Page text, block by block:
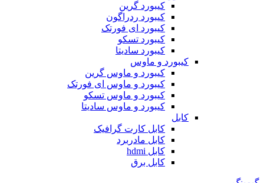
کیبورد گرین
کیبورد ردراگون
کیبورد ای فورتک
کیبورد تسکو
کیبورد سادیتا
کیبورد و ماوس
کیبورد و ماوس گرین
کیبورد و ماوس ای فورتک
کیبورد و ماوس تسکو
کیبورد و ماوس سادیتا
کابل
کابل کارت گرافیک
کابل مادربرد
کابل hdmi
کابل برق